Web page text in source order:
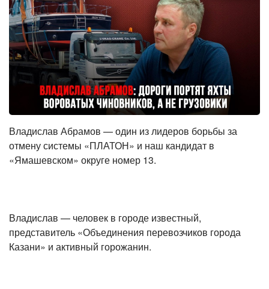
Владислав Абрамов — один из лидеров борьбы за
отмену системы «ПЛАТОН» и наш кандидат в
«Ямашевском» округе номер 13.
Владислав — человек в городе известный,
представитель «Объединения перевозчиков города
Казани» и активный горожанин.